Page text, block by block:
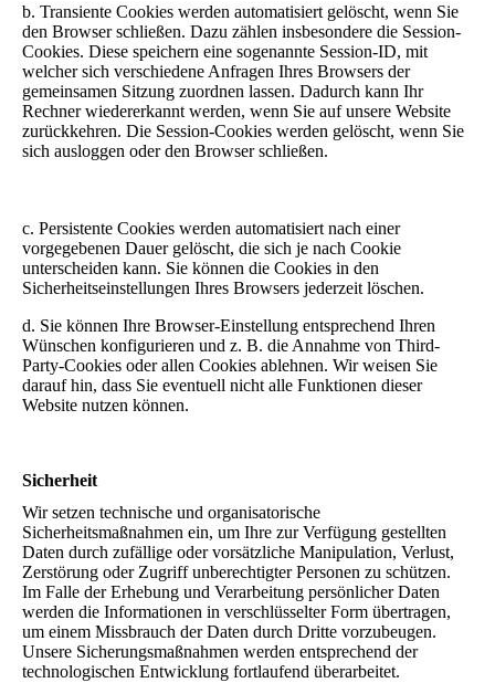
b. Transiente Cookies werden automatisiert gelöscht, wenn Sie
den Browser schließen. Dazu zählen insbesondere die Session-
Cookies. Diese speichern eine sogenannte Session-ID, mit
welcher sich verschiedene Anfragen Ihres Browsers der
gemeinsamen Sitzung zuordnen lassen. Dadurch kann Ihr
Rechner wiedererkannt werden, wenn Sie auf unsere Website
zurückkehren. Die Session-Cookies werden gelöscht, wenn Sie
sich ausloggen oder den Browser schließen.
c. Persistente Cookies werden automatisiert nach einer
vorgegebenen Dauer gelöscht, die sich je nach Cookie
unterscheiden kann. Sie können die Cookies in den
Sicherheitseinstellungen Ihres Browsers jederzeit löschen.
d. Sie können Ihre Browser-Einstellung entsprechend Ihren
Wünschen konfigurieren und z. B. die Annahme von Third-
Party-Cookies oder allen Cookies ablehnen. Wir weisen Sie
darauf hin, dass Sie eventuell nicht alle Funktionen dieser
Website nutzen können.
Sicherheit
Wir setzen technische und organisatorische
Sicherheitsmaßnahmen ein, um Ihre zur Verfügung gestellten
Daten durch zufällige oder vorsätzliche Manipulation, Verlust,
Zerstörung oder Zugriff unberechtigter Personen zu schützen.
Im Falle der Erhebung und Verarbeitung persönlicher Daten
werden die Informationen in verschlüsselter Form übertragen,
um einem Missbrauch der Daten durch Dritte vorzubeugen.
Unsere Sicherungsmaßnahmen werden entsprechend der
technologischen Entwicklung fortlaufend überarbeitet.